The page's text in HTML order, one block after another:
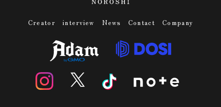
Creator interview News Contact Company